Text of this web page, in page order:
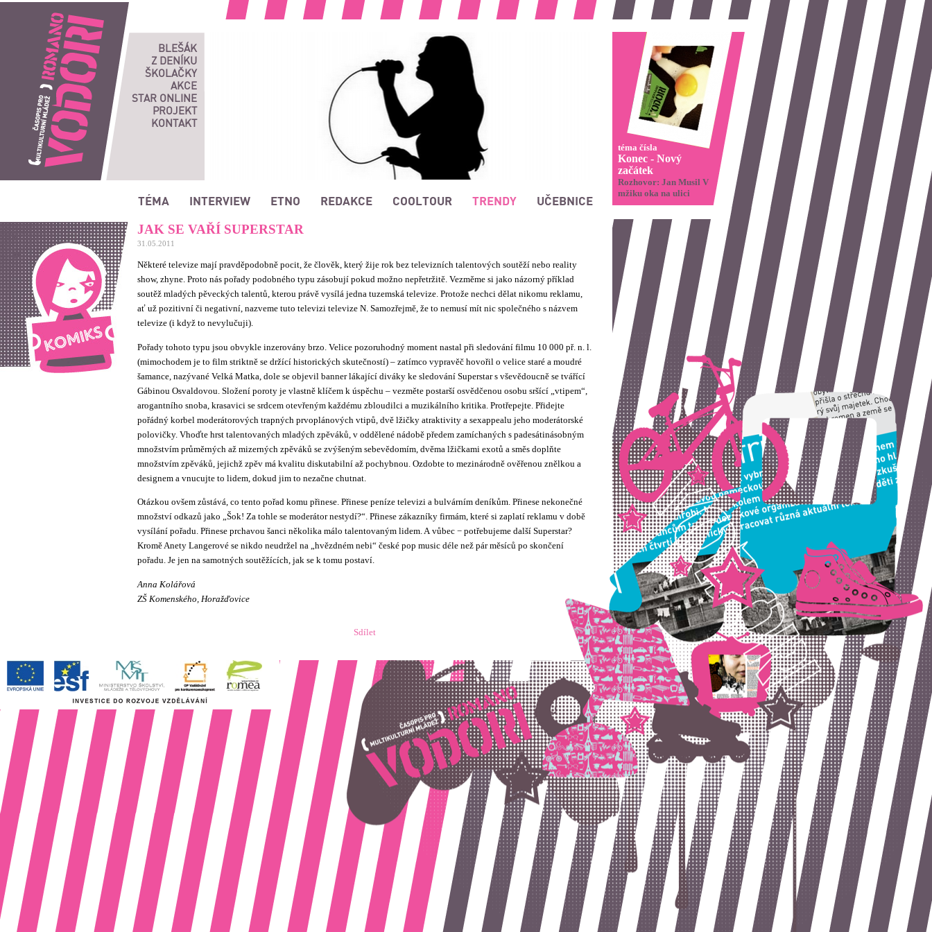
Romano vodori, časopis pro multikulturní mládež
JAK SE VAŘÍ SUPERSTAR
31.05.2011
Některé televize mají pravděpodobně pocit, že člověk, který žije rok bez televizních talentových soutěží nebo reality
show, zhyne. Proto nás pořady podobného typu zásobují pokud možno nepřetržitě. Vezměme si jako názorný příklad
soutěž mladých pěveckých talentů, kterou právě vysílá jedna tuzemská televize. Protože nechci dělat nikomu reklamu,
ať už pozitivní či negativní, nazveme tuto televizi televize N. Samozřejmě, že to nemusí mít nic společného s názvem
televize (i když to nevylučuji).
Pořady tohoto typu jsou obvykle inzerovány brzo. Velice pozoruhodný moment nastal při sledování filmu 10 000 př. n. l.
(mimochodem je to film striktně se držící historických skutečností) – zatímco vypravěč hovořil o velice staré a moudré
šamance, nazývané Velká Matka, dole se objevil banner lákající diváky ke sledování Superstar s vševědoucně se tvářící
Gábinou Osvaldovou. Složení poroty je vlastně klíčem k úspěchu – vezměte postarší osvědčenou osobu sršící „vtipem“,
arogantního snoba, krasavici se srdcem otevřeným každému zbloudilci a muzikálního kritika. Protřepejte. Přidejte
pořádný korbel moderátorových trapných prvoplánových vtipů, dvě lžičky atraktivity a sexappealu jeho moderátorské
polovičky. Vhoďte hrst talentovaných mladých zpěváků, v oddělené nádobě předem zamíchaných s padesátinásobným
množstvím průměrných až mizerných zpěváků se zvýšeným sebevědomím, dvěma lžičkami exotů a směs doplňte
množstvím zpěváků, jejichž zpěv má kvalitu diskutabilní až pochybnou. Ozdobte to mezinárodně ověřenou znělkou a
designem a vnucujte to lidem, dokud jim to nezačne chutnat.
Otázkou ovšem zůstává, co tento pořad komu přinese. Přinese peníze televizi a bulvárním deníkům. Přinese nekonečné
množství odkazů jako „Šok! Za tohle se moderátor nestydí?“. Přinese zákazníky firmám, které si zaplatí reklamu v době
vysílání pořadu. Přinese prchavou šanci několika málo talentovaným lidem. A vůbec − potřebujeme další Superstar?
Kromě Anety Langerové se nikdo neudržel na „hvězdném nebi“ české pop music déle než pár měsíců po skončení
pořadu. Je jen na samotných soutěžících, jak se k tomu postaví.
Anna Kolářová
ZŠ Komenského, Horažďovice
Sdílet
téma čísla
Konec - Nový
začátek
Rozhovor: Jan Musil V
mžiku oka na ulici
BLEŠÁK
Z DENÍKU
ŠKOLAČKY
AKCE
STAR ONLINE
PROJEKT
KONTAKT
TÉMA INTERVIEW ETNO REDAKCE COOLTOUR TRENDY UČEBNICE